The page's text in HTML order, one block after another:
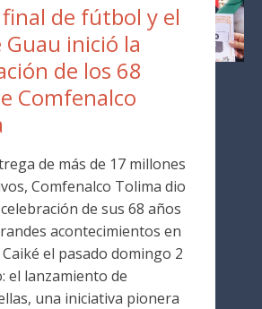
de fútbol y el
Guau inició la
de los 68
Comfenalco
de más de 17 millones
Comfenalco Tolima dio
de sus 68 años
acontecimientos en
el pasado domingo 2
el lanzamiento de
una iniciativa pionera